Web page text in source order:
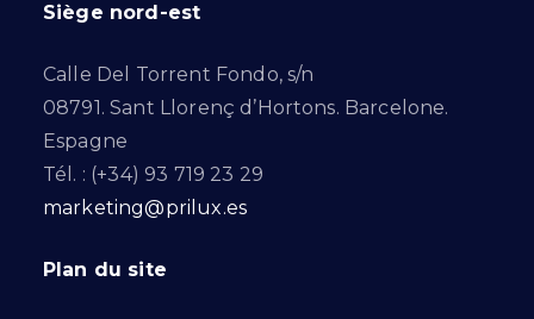
Siège nord-est
Calle Del Torrent Fondo, s/n
08791. Sant Llorenç d’Hortons. Barcelone.
Espagne
Tél. : (+34) 93 719 23 29
marketing@prilux.es
Plan du site